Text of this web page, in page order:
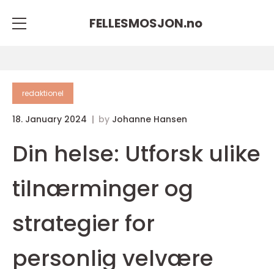
FELLESMOSJON.no
redaktionel
18. January 2024 by Johanne Hansen
Din helse: Utforsk ulike
tilnærminger og
strategier for
personlig velvære